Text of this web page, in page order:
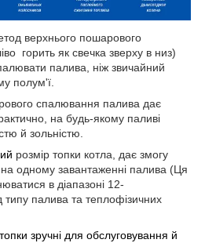
верхнього пошарового
горить як свечка зверху в низ)
палива, ніж звичайний
полум'ї.
спалювання палива дає
на будь-якому паливі
й зольністю.
розмір топки котла, дає змогу
на одному завантаженні палива (Ця
в діапазоні 12-
типу палива та теплофізичних
зручні для обслуговування й